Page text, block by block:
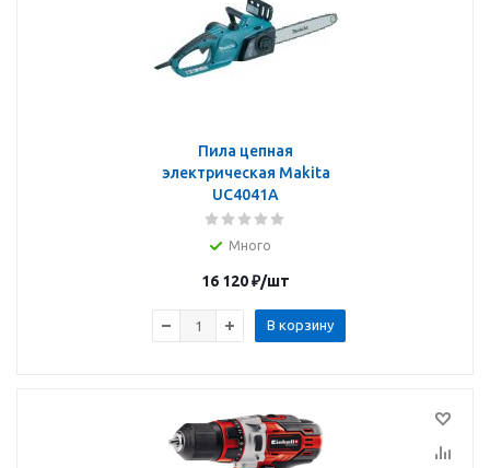
Пила цепная
электрическая Makita
UC4041A
Много
16 120₽/шт
В корзину